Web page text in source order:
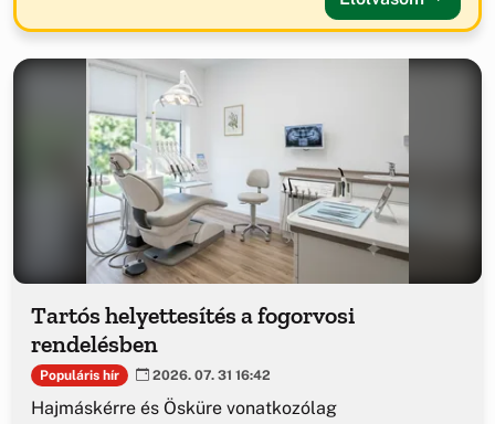
Tartós helyettesítés a fogorvosi
rendelésben
Populáris hír 2026. 07. 31 16:42
Hajmáskérre és Ösküre vonatkozólag